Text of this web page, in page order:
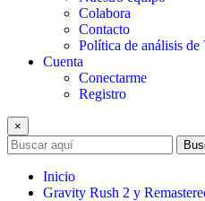
Colabora
Contacto
Política de análisis de
Cuenta
Conectarme
Registro
×
Inicio
Gravity Rush 2 y